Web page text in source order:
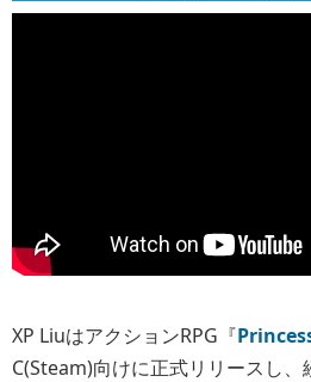
XP LiuはアクションRPG『
C(Steam)向けに正式リリースし